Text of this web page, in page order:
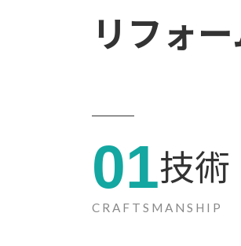
リフォ
01技術
CRAFTSMANSHIP